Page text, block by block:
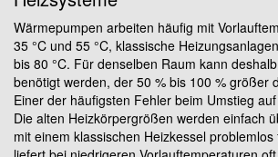
Wärmepumpen arbeiten häufig mit
35 °C und 55 °C, klassische
bis 80 °C. Für denselben Raum kann
benötigt werden, der 50 % bis 100 % größer
Einer der häufigsten Fehler beim Umstieg
Die alten Heizkörpergrößen werden einfach
mit einem klassischen Heizkessel